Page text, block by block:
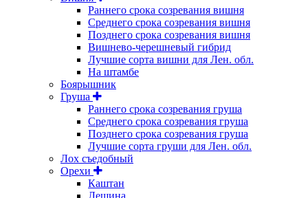
Раннего срока созревания вишня
Среднего срока созревания вишня
Позднего срока созревания вишня
Вишнево-черешневый гибрид
Лучшие сорта вишни для Лен. обл.
На штамбе
Боярышник
Груша
Раннего срока созревания груша
Среднего срока созревания груша
Позднего срока созревания груша
Лучшие сорта груши для Лен. обл.
Лох съедобный
Орехи
Каштан